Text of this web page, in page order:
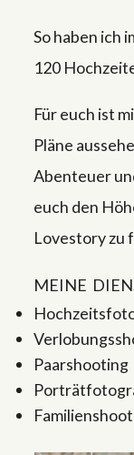
So haben ich
120
Für euch ist
Pläne
Abenteuer
euch den
Lovestory zu
MEINE
H
Paarshooting